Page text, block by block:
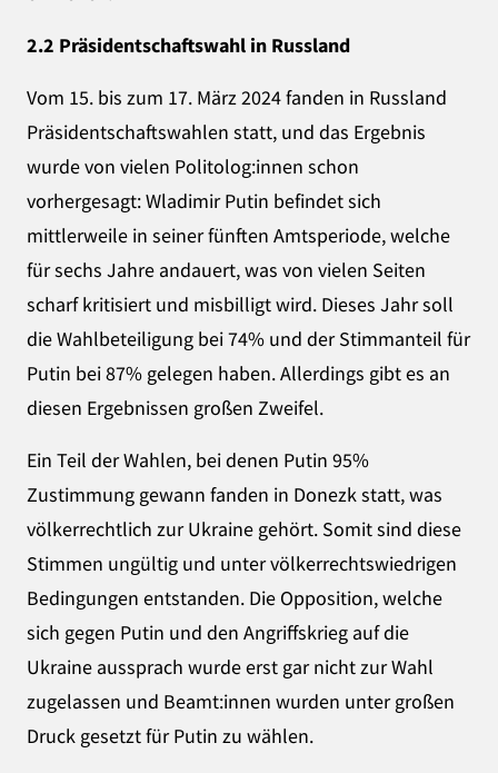
2.2 Präsidentschaftswahl in Russland
Vom 15. bis zum 17. März 2024 fanden in Russland
Präsidentschaftswahlen statt, und das Ergebnis
wurde von vielen Politolog:innen schon
vorhergesagt: Wladimir Putin befindet sich
mittlerweile in seiner fünften Amtsperiode, welche
für sechs Jahre andauert, was von vielen Seiten
scharf kritisiert und misbilligt wird. Dieses Jahr soll
die Wahlbeteiligung bei 74% und der Stimmanteil für
Putin bei 87% gelegen haben. Allerdings gibt es an
diesen Ergebnissen großen Zweifel.
Ein Teil der Wahlen, bei denen Putin 95%
Zustimmung gewann fanden in Donezk statt, was
völkerrechtlich zur Ukraine gehört. Somit sind diese
Stimmen ungültig und unter völkerrechtswiedrigen
Bedingungen entstanden. Die Opposition, welche
sich gegen Putin und den Angriffskrieg auf die
Ukraine aussprach wurde erst gar nicht zur Wahl
zugelassen und Beamt:innen wurden unter großen
Druck gesetzt für Putin zu wählen.